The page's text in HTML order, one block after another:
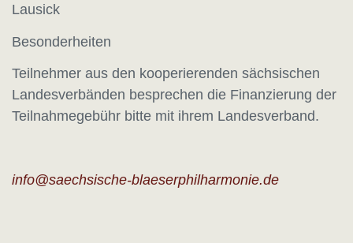
Lausick
Besonderheiten
Teilnehmer aus den kooperierenden sächsischen
Landesverbänden besprechen die Finanzierung der
Teilnahmegebühr bitte mit ihrem Landesverband.